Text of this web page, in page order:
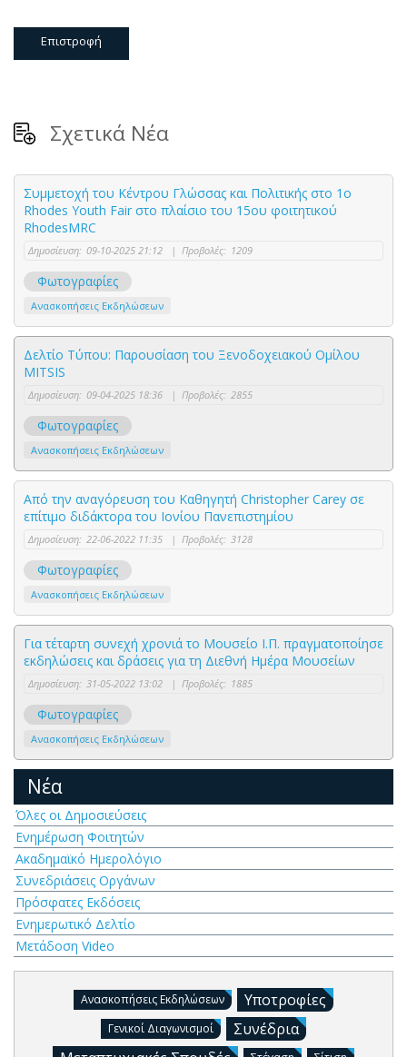
Επιστροφή
Σχετικά Νέα
Συμμετοχή του Κέντρου Γλώσσας και Πολιτικής στο 1ο
Rhodes Youth Fair στο πλαίσιο του 15ου φοιτητικού
RhodesMRC
Δημοσίευση: 09-10-2025 21:12 | Προβολές: 1209
Φωτογραφίες
Ανασκοπήσεις Εκδηλώσεων
Δελτίο Τύπου: Παρουσίαση του Ξενοδοχειακού Ομίλου
MITSIS
Δημοσίευση: 09-04-2025 18:36 | Προβολές: 2855
Φωτογραφίες
Ανασκοπήσεις Εκδηλώσεων
Από την αναγόρευση του Καθηγητή Christopher Carey σε
επίτιμο διδάκτορα του Ιονίου Πανεπιστημίου
Δημοσίευση: 22-06-2022 11:35 | Προβολές: 3128
Φωτογραφίες
Ανασκοπήσεις Εκδηλώσεων
Για τέταρτη συνεχή χρονιά το Μουσείο Ι.Π. πραγματοποίησε
εκδηλώσεις και δράσεις για τη Διεθνή Ημέρα Μουσείων
Δημοσίευση: 31-05-2022 13:02 | Προβολές: 1885
Φωτογραφίες
Ανασκοπήσεις Εκδηλώσεων
Νέα
Όλες οι Δημοσιεύσεις
Ενημέρωση Φοιτητών
Ακαδημαϊκό Ημερολόγιο
Συνεδριάσεις Οργάνων
Πρόσφατες Εκδόσεις
Ενημερωτικό Δελτίο
Μετάδοση Video
Ανασκοπήσεις Εκδηλώσεων Υποτροφίες
Γενικοί Διαγωνισμοί
Συνέδρια